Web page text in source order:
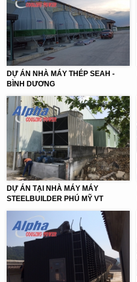
DỰ ÁN NHÀ MÁY THÉP SEAH -
BÌNH DƯƠNG
DỰ ÁN TẠI NHÀ MÁY MÁY
STEELBUILDER PHÚ MỸ VT